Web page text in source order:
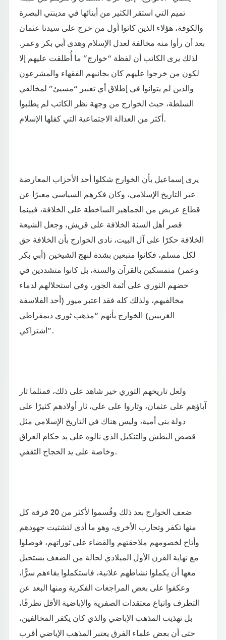
تميم التي استقر الكثير من أبنائها في مدينتي البصرة
والكوفة، هؤلاء الذين كانوا أول من خرج على سيدنا عثمان
بعد أن رأوا منه مخالفة لعدل الإسلام وهدى أبي بكر وعمر.
لذلك يرى الكاتب أن لفظة “خوارج” ما أُطلقت عليهم إلا
لكون من خرجوا عليهم كان بجانبهم الفقهاء والمشرعون
والذين لم يتوانوا في إطلاق أي تعبير “مسيئ” لمخالفي
السلطة، حيث الخوارج من وجهة نظر الكاتب لم يطلبوا
أكثر من العدالة الاجتماعية التي كفلها الإسلام.
يرى إسماعيل بأن الخوارج شكلوا أحد الأحزاب المعارضة
عبر التاريخ الإسلامي، وكان فكرهم السياسي معبرًا عن
قطاع عريض من الجماهير الساخطة على الخلافة، فبينما
قصر أهل السنة الخلافة على قريش، وجعل الشيعة
الخلافة حكرًا على آل البيت، نادى الخوارج بأن الخلافة حق
لكل مسلم، فكانوا متبعين بشدة لنهج الشيخين (أبي بكر
وعمر) متمسكين بالقرآن والسنة، بل كانوا متشددين في
حضهم الثوري على أئمة الجور، وفي استحلالهم لدماء
مخالفيهم، ولذلك كله فقد اعتبر ميور (أحد الفلاسفة
الغربيين) الخوارج بأنهم “مذهب ثوري ديمقراطي
اشتراكي”.
ولعل تاريخهم الثوري خير شاهد على ذلك، فمثلما ثار
آباؤهم على عثمان، وثاروا على علي، ثار أولادهم كثيرًا على
دولة بني أمية، وليس هناك في التاريخ الإسلامي مثل
قصص البطش والتنكيل الذي نالوه على يد حكام العراق
وخاصة على يد الحجاج الثقفي.
ضعف الخوارج بعد ذلك وقُسموا لأكثر من 20 فرقة كل
منها تكفر وتحارب الأخرى، وهو ما أدى لتشتيت جهودهم
وأتاح لخصومهم ملاحقتهم والقضاء على ثوراتهم، فوصلوا
مع نهاية القرن الأول الميلادي لحالة من الضعف يستحيل
معها أن يكملوا نشاطهم علانية، فاستكملوا بقاءهم سرًّا،
وعكفوا على بعض المراجعات الفكرية ومنها البعد عن
التطرف واتباع معتقدات الصفرية والإباضية الأقل تطرفًا،
بل تهذيب المذهب الإباضي والذي كان يكفر المخالفين،
حتى أن بعض علماء الفرق يعتبر المذهب الإباضي أقرب